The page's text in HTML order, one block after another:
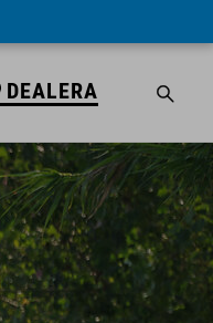
DEALERA